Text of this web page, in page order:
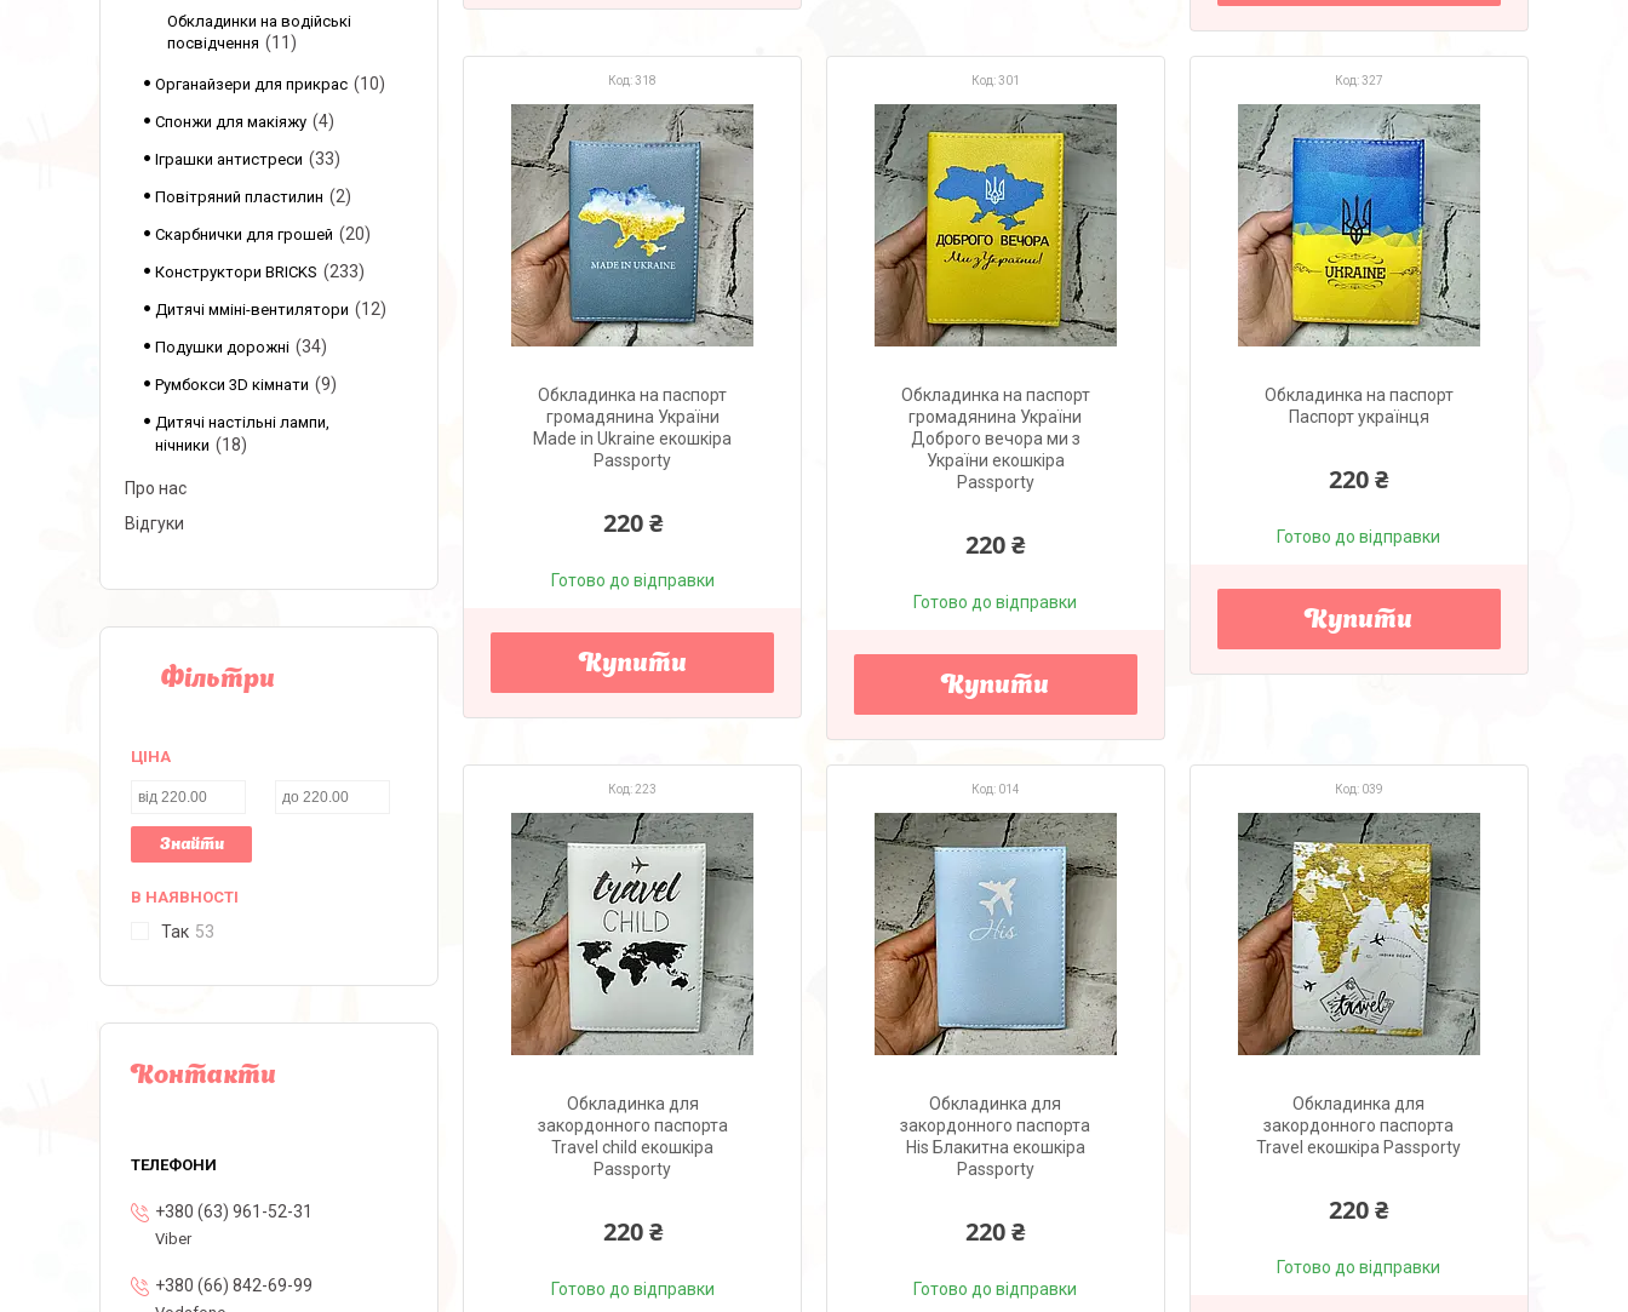
318
Обкладинка на паспорт
громадянина України
Made in Ukraine екошкіра
Passporty
220 ₴
Готово до відправки
Купити
301
Обкладинка на паспорт
громадянина України
Доброго вечора ми з
України екошкіра
Passporty
220 ₴
Готово до відправки
Купити
327
Обкладинка на паспорт
Паспорт українця
220 ₴
Готово до відправки
Купити
223
Обкладинка для
закордонного паспорта
Travel child екошкіра
Passporty
220 ₴
Готово до відправки
014
Обкладинка для
закордонного паспорта
His Блакитна екошкіра
Passporty
220 ₴
Готово до відправки
039
Обкладинка для
закордонного паспорта
Travel екошкіра Passporty
220 ₴
Готово до відправки
Обкладинки на водійські
посвідчення
11
Органайзери для прикрас 10
Спонжи для макіяжу 4
Іграшки антистреси 33
Повітряний пластилин 2
Скарбнички для грошей 20
Конструктори BRICKS 233
Дитячі мміні-вентилятори 12
Подушки дорожні 34
Румбокси 3D кімнати 9
Дитячі настільні лампи,
нічники
18
Про нас
Відгуки
Фільтри
ЦІНА
Знайти
В НАЯВНОСТІ
Так 53
Контакти
+380 (63) 961-52-31
Viber
+380 (66) 842-69-99